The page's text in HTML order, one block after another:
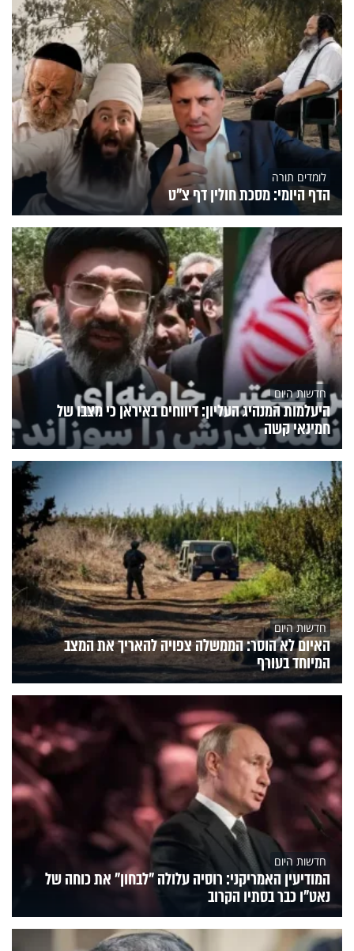
לומדים תורה
הדף היומי: מסכת חולין דף צ"ט
חדשות היום
היעלמות המנהיג העליון: דיווחים באיראן כי מצבו של
חמינאי קשה
חדשות היום
האיום לא הוסר: הממשלה צפויה להאריך את המצב
המיוחד בעורף
חדשות היום
המודיעין האמריקני: רוסיה עלולה "לבחון" את כוחה של
נאט"ו כבר בסתיו הקרוב